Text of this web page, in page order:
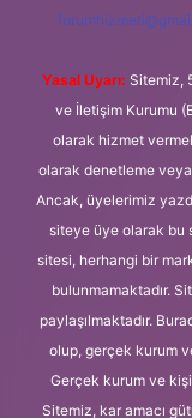
Yasal Uyarı: Sitemiz,
ve İletişim Kurumu
olarak hizmet
olarak denetleme
Ancak, üyelerimiz
siteye üye olarak bu
sitesi, herhangi bir
bulunmamaktadır.
paylaşılmaktadır.
olup, gerçek kurum
Gerçek kurum ve
Sitemiz, kar amacı